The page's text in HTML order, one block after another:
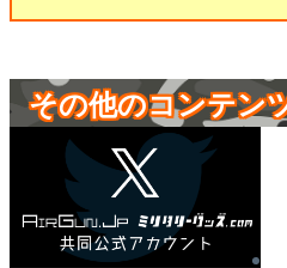
その他のコンテン